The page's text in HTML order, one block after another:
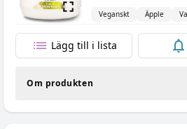
Veganskt Äpple
Lägg till i lista
Om produkten